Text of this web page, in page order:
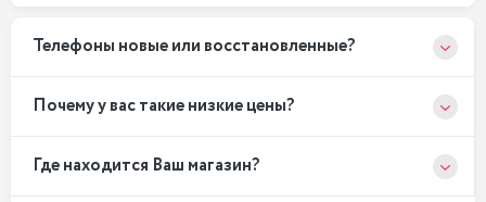
Телефоны новые или восстановленные?
Почему у вас такие низкие цены?
Где находится Ваш магазин?